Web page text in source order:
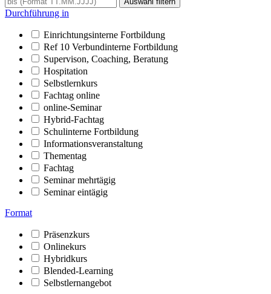
Durchführung in
Einrichtungsinterne Fortbildung
Ref 10 Verbundinterne Fortbildung
Supervison, Coaching, Beratung
Hospitation
Selbstlernkurs
Fachtag online
online-Seminar
Hybrid-Fachtag
Schulinterne Fortbildung
Informationsveranstaltung
Thementag
Fachtag
Seminar mehrtägig
Seminar eintägig
Format
Präsenzkurs
Onlinekurs
Hybridkurs
Blended-Learning
Selbstlernangebot